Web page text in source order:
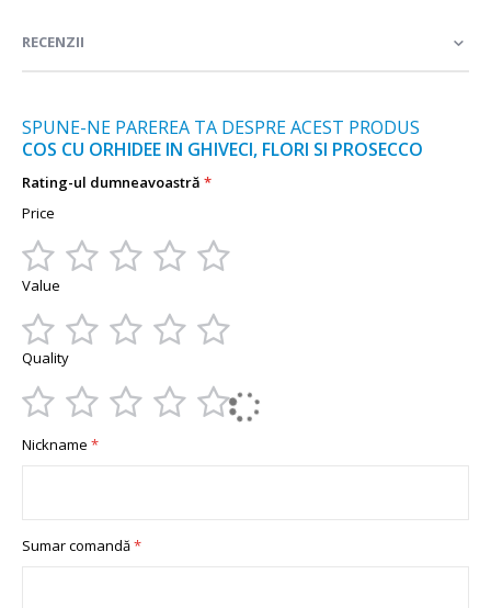
RECENZII
SPUNE-NE PAREREA TA DESPRE ACEST PRODUS
COS CU ORHIDEE IN GHIVECI, FLORI SI PROSECCO
Rating-ul dumneavoastră
Price
1
2
3
4
5
Value
1
2
3
4
5
Quality
star
stars
stars
stars
stars
Nickname
Sumar comandă